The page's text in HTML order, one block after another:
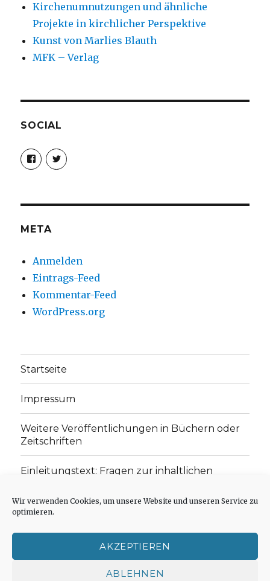
Wir verwenden Cookies, um unsere Website und unseren Service zu
optimieren.
AKZEPTIEREN
ABLEHNEN
Kirchenumnutzungen und ähnliche
Projekte in kirchlicher Perspektive
Kunst von Marlies Blauth
MFK – Verlag
SOCIAL
Profil
von
christoph.fleischer1
anzeigen
Profil
von
anzeigen
META
Anmelden
Eintrags-Feed
Kommentar-Feed
WordPress.org
Startseite
Impressum
Weitere Veröffentlichungen in Büchern oder
Zeitschriften
Einleitungstext: Fragen zur inhaltlichen
„schwachen Glaubens“
Cookie-Richtlinie (EU)